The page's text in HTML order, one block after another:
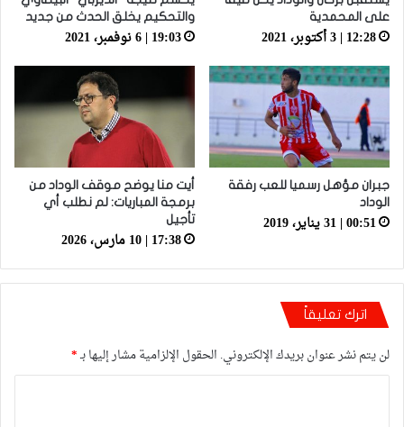
على المحمدية
12:28 | 3 أكتوبر، 2021
والتحكيم يخلق الحدث من جديد
19:03 | 6 نوفمبر، 2021
جبران مؤهل رسميا للعب رفقة
الوداد
00:51 | 31 يناير، 2019
أيت منا يوضح موقف الوداد من
برمجة المباريات: لم نطلب أي
تأجيل
17:38 | 10 مارس، 2026
اترك تعليقاً
لن يتم نشر عنوان بريدك الإلكتروني. الحقول الإلزامية مشار إليها بـ*